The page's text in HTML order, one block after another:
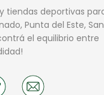
tiendas deportivas
Punta del Este, San
el equilibrio entre